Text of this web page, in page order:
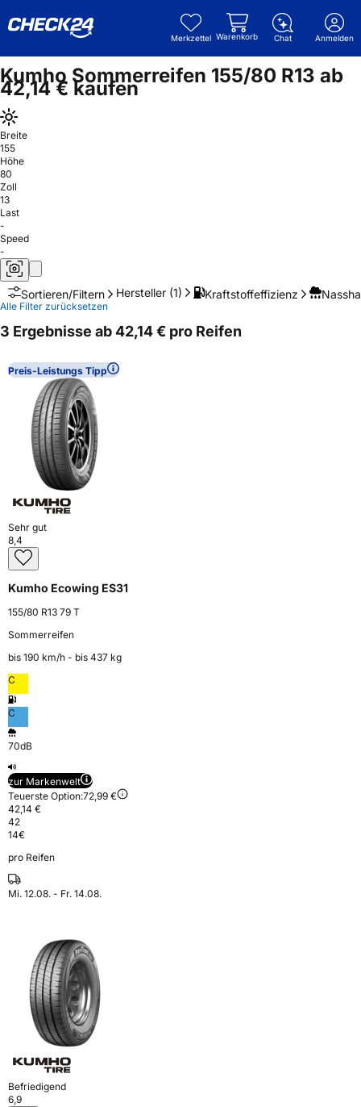
Merkzettel Warenkorb Chat Anmelden
Kumho Sommerreifen 155/80 R13 ab
42,14 € kaufen
Breite
155
Höhe
80
Zoll
13
Last
-
Speed
-
Sortieren/Filtern Hersteller (1) Kraftstoffeffizienz
Alle Filter zurücksetzen
3 Ergebnisse ab 42,14 € pro Reifen
Preis-Leistungs Tipp
Sehr gut
8,4
Kumho Ecowing ES31
155/80 R13 79 T
Sommerreifen
bis 190 km⁠/⁠h - bis 437 kg
C
C
70dB
zur Markenwelt
Teuerste Option:72,99 €
42,14 €
42
14€
pro Reifen
Mi. 12.08. - Fr. 14.08.
Befriedigend
6,9